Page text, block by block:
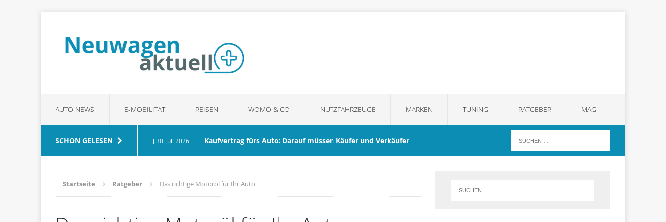
AUTO NEWS E-MOBILITÄT REISEN WOMO & CO NUTZFAHRZEUGE MARKEN TUNING RATGEBER MAG
SCHON GELESEN [ 30. Juli 2026 ] Kaufvertrag fürs Auto: Darauf müssen Käufer und Verkäufer
achten RATGEBER
Startseite Ratgeber Das richtige Motoröl für Ihr Auto